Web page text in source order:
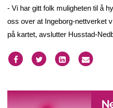
- Vi har gitt folk muligheten til å
oss over at Ingeborg-nettverket
på kartet, avslutter Husstad-